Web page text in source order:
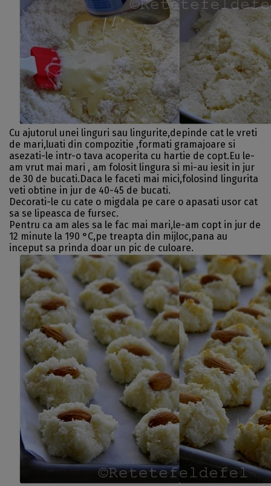
Cu ajutorul unei linguri sau lingurite,depinde cat le vreti
de mari,luati din compozitie ,formati gramajoare si
asezati-le intr-o tava acoperita cu hartie de copt.Eu le-
am vrut mai mari , am folosit lingura si mi-au iesit in jur
de 30 de bucati.Daca le faceti mai mici,folosind lingurita
veti obtine in jur de 40-45 de bucati.
Decorati-le cu cate o migdala pe care o apasati usor cat
sa se lipeasca de fursec.
Pentru ca am ales sa le fac mai mari,le-am copt in jur de
12 minute la 190 °C,pe treapta din mijloc,pana au
inceput sa prinda doar un pic de culoare.